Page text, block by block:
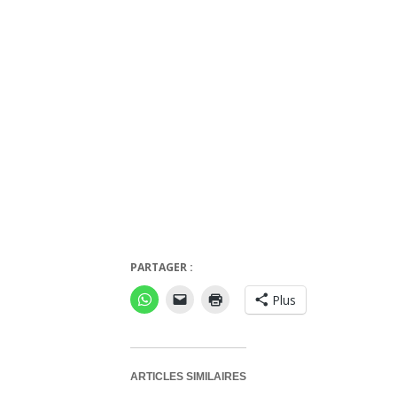
PARTAGER :
Plus
ARTICLES SIMILAIRES